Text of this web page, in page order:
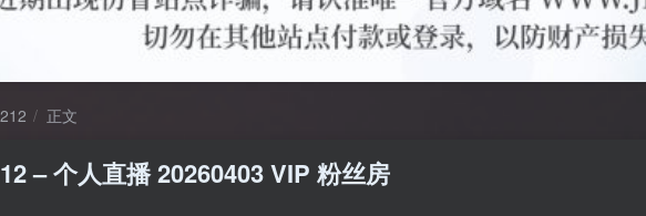
正文
– 个人直播 20260403 VIP 粉丝房